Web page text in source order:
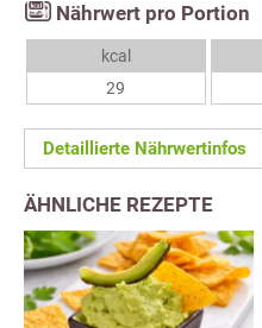
Nährwert pro Portion
kcal
29
Detaillierte Nährwertinfos
ÄHNLICHE REZEPTE